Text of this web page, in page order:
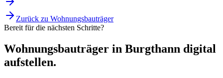
Zurück zu Wohnungsbauträger
Bereit für die nächsten Schritte?
Wohnungsbauträger in Burgthann digital
aufstellen.